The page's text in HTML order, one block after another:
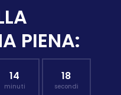
PIENA:
14
minuti
17
secondi